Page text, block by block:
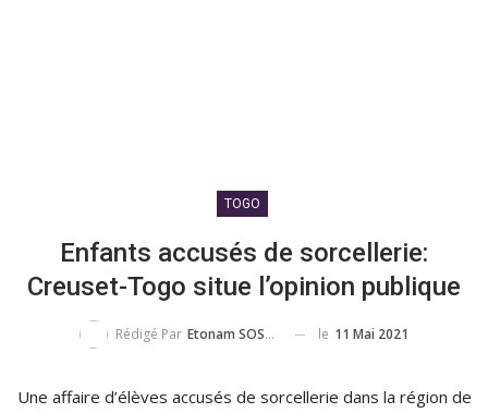
TOGO
Enfants accusés de sorcellerie:
Creuset-Togo situe l’opinion publique
Rédigé Par Etonam SOSSOU le 11 Mai 2021
Une affaire d’élèves accusés de sorcellerie dans la région de